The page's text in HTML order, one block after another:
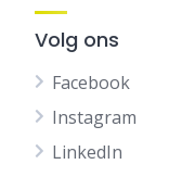
Volg ons
Facebook
Instagram
LinkedIn